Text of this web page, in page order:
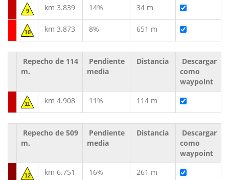
9 km 3.839 14% 34 m
10 km 3.873 8% 651 m
Repecho de 114
m.
Pendiente
media
Distancia
Descargar
como
waypoint
11 km 4.908 11% 114 m
Repecho de 509
m.
Pendiente
media
Distancia
Descargar
como
waypoint
12 km 6.751 16% 261 m